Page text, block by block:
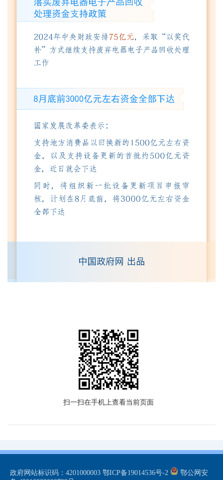
扫一扫在手机上查看当前页面
政府网站标识码：4201000003 鄂ICP备19014536号-2
鄂公网安